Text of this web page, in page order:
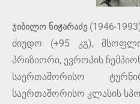
ჯიბილო ნიჟარაძე (1946-
ძიუდო (+95 კგ),
პრიზიორი, ევროპის
საერთაშორისო
საერთაშორისო კლასის